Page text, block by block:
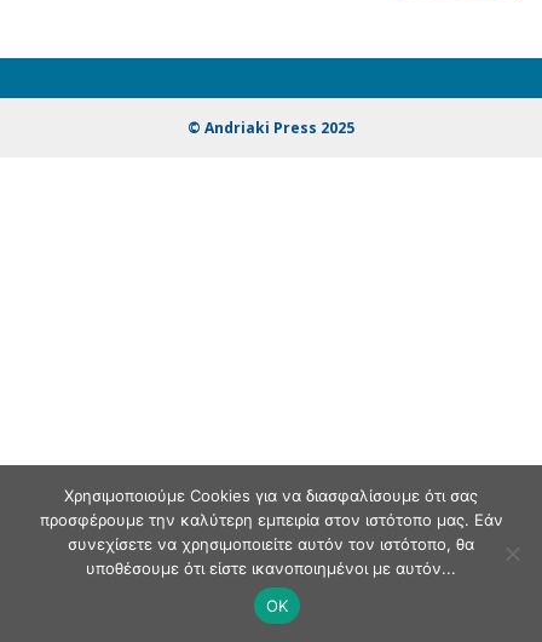
© Andriaki Press 2025
Χρησιμοποιούμε Cookies για να διασφαλίσουμε ότι σας
προσφέρουμε την καλύτερη εμπειρία στον ιστότοπο μας. Εάν
συνεχίσετε να χρησιμοποιείτε αυτόν τον ιστότοπο, θα
υποθέσουμε ότι είστε ικανοποιημένοι με αυτόν...
OK